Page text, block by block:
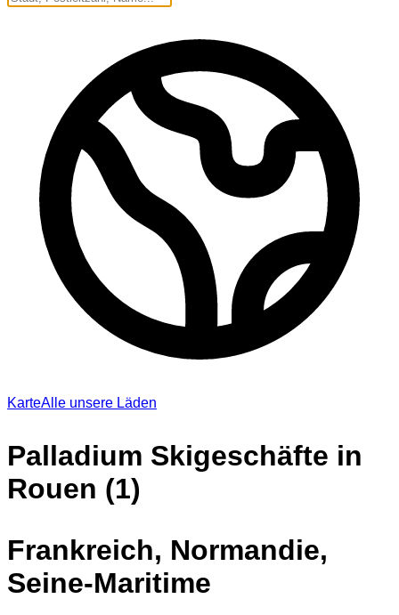
KarteAlle unsere Läden
Palladium Skigeschäfte in
Rouen (1)
Frankreich, Normandie,
Seine-Maritime